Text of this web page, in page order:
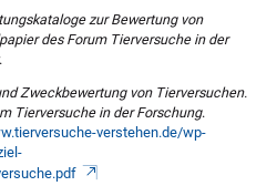
zur Bewertung von
des Forum Tierversuche in der
Zweckbewertung von Tierversuchen.
Tierversuche in der Forschung.
verstehen.de/wp-